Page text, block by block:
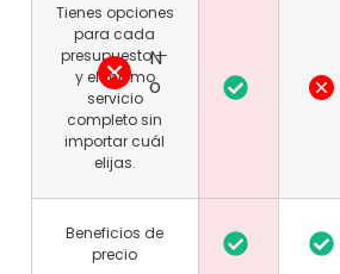
Tienes opciones
para cada
presupuesto —
y el mismo
servicio
completo sin
importar cuál
elijas.
Beneficios de
precio
N
o